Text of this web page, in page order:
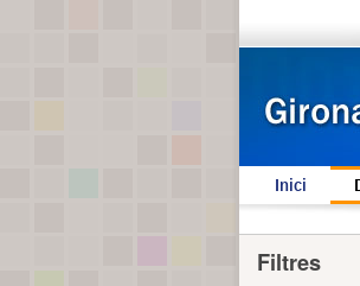
Inici
Filtres